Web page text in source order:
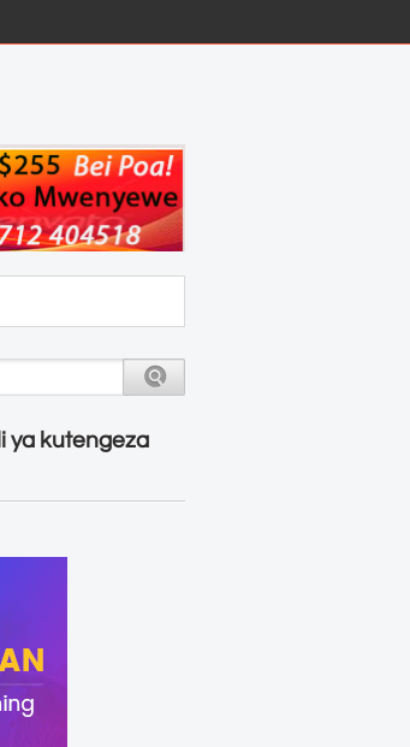
ya kutengeza